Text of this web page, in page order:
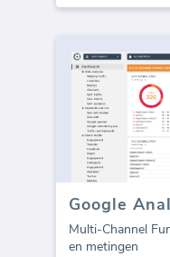
Multi-Channel
en metingen